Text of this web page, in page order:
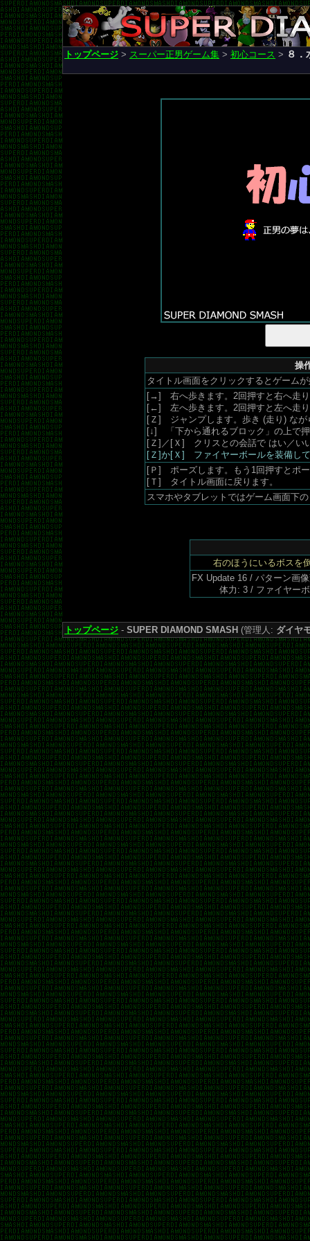
トップページ > スーパー正男ゲーム集 > 初心コース > ８．
操
タイトル画面をクリックするとゲーム
[→] 右へ歩きます。2回押すと右へ走
[←] 左へ歩きます。2回押すと左へ走
[Ｚ] ジャンプします。歩き (走り) なが
[↓] 「下から通れるブロック」の上で
[Ｚ]／[Ｘ] クリスとの会話で はい／い
[Ｚ]か[Ｘ] ファイヤーボールを装備し
[Ｐ] ポーズします。もう1回押すとポ
[Ｔ] タイトル画面に戻ります。
スマホやタブレットではゲーム画面下
右のほうにいるボスを
FX Update 16 / パターン画
体力: 3 / ファイヤー
トップページ - SUPER DIAMOND SMASH (管理人: ダイヤ